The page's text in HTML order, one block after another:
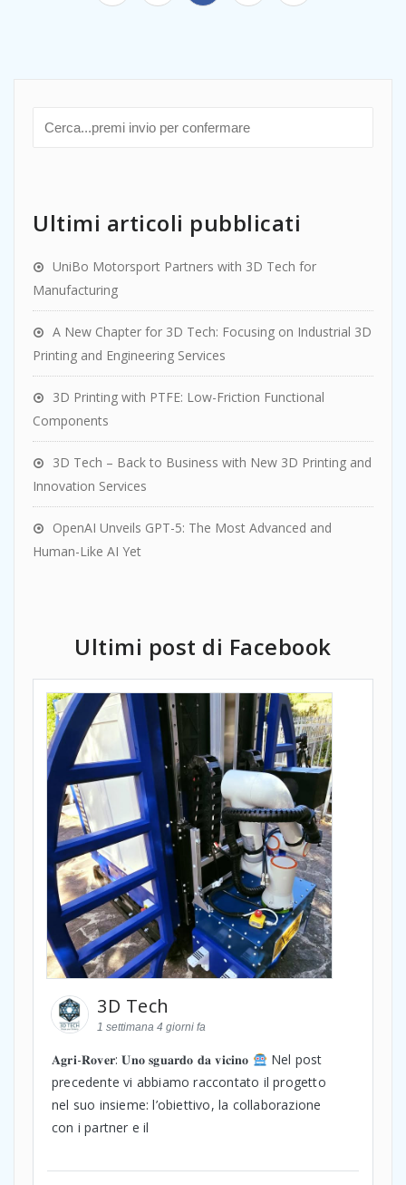
Ultimi articoli pubblicati
UniBo Motorsport Partners with 3D Tech for
Manufacturing
A New Chapter for 3D Tech: Focusing on Industrial 3D
Printing and Engineering Services
3D Printing with PTFE: Low-Friction Functional
Components
3D Tech – Back to Business with New 3D Printing and
Innovation Services
OpenAI Unveils GPT-5: The Most Advanced and
Human-Like AI Yet
Ultimi post di Facebook
3D Tech
1 settimana 4 giorni fa
𝐀𝐠𝐫𝐢-𝐑𝐨𝐯𝐞𝐫: 𝐔𝐧𝐨 𝐬𝐠𝐮𝐚𝐫𝐝𝐨 𝐝𝐚 𝐯𝐢𝐜𝐢𝐧𝐨
Nel post
precedente vi abbiamo raccontato il progetto
nel suo insieme: l’obiettivo, la collaborazione
con i partner e il